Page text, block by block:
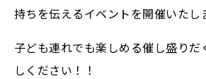
持ちを伝えるイベントを開催いたし
子ども連れでも楽しめる催し盛り
しください！！